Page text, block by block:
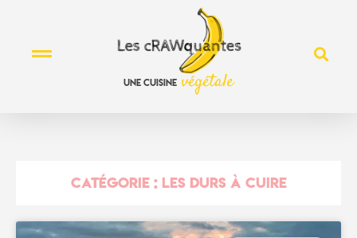
une cuisine végétale
CATÉGORIE : LES DURS À CUIRE